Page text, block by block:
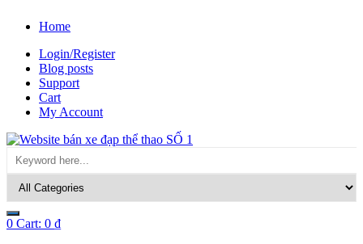
Home
Login/Register
Blog posts
Support
Cart
My Account
0 Cart: 0 ₫